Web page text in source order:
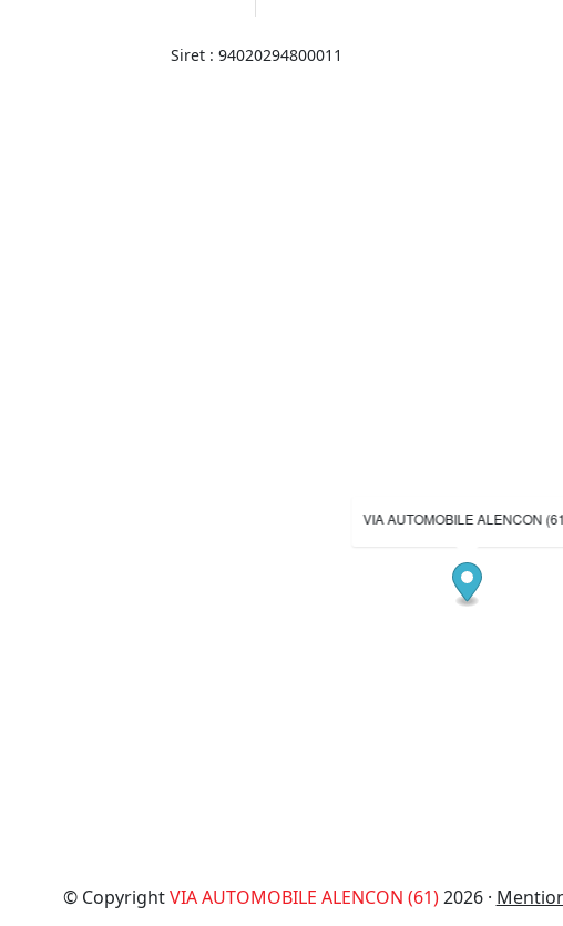
Siret : 94020294800011
VIA AUTOMOBILE ALENCON
© CopyrightVIA AUTOMOBILE ALENCON (61)2026 ·